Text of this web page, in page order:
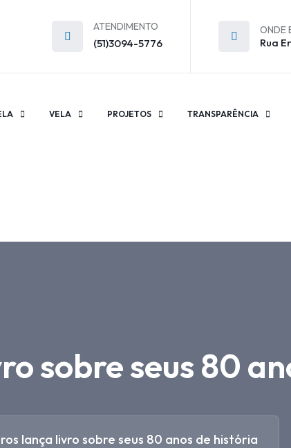
ATENDIMENTO
(51)3094-5776
ONDE
Rua
VELA PROJETOS TRANSPARÊNCIA
sobre seus 80
lança livro sobre seus 80 anos de história